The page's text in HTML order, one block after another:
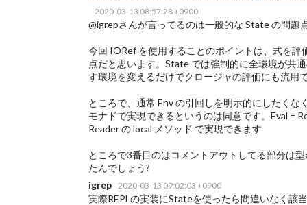
2020-03-13 08:57:28 +0900
@igrepさんが言ってるのは一般的な State の問
今回 IORef を使用することのポイントは、式を
点だと思います。State では強制的に全環境が共
す環境を変えるだけでクロージャの評価にも流用
ところで、通常 Env の引回しを明示的にしたく
モナドで実現できるというのは同意です。Eval =
Reader の local メソッド で実現できます
ところで3番目のはコメントアウトしてる部分は
たんでしょう?
igrep
2020-03-13 09:02:03 +0900
実際REPLの実装にStateを使ったら間違いなく該